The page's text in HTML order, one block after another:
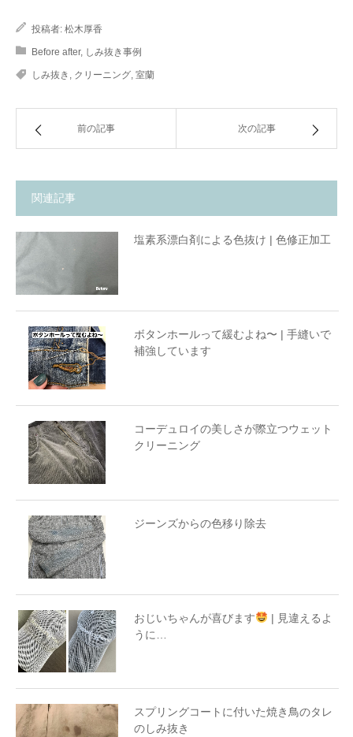
投稿者: 松木厚香
Before after, しみ抜き事例
しみ抜き , クリーニング, 室蘭
前の記事 次の記事
関連記事
塩素系漂白剤による色抜け | 色修正加工
ボタンホールって緩むよね〜 | 手縫いで
補強しています
コーデュロイの美しさが際立つウェット
クリーニング
ジーンズからの色移り除去
おじいちゃんが喜びます
| 見違えるよ
うに…
スプリングコートに付いた焼き鳥のタレ
のしみ抜き